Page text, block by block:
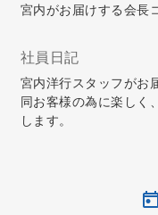
宮内がお届けする会長
社員日記
宮内洋行スタッフがお
同お客様の為に楽しく
します。